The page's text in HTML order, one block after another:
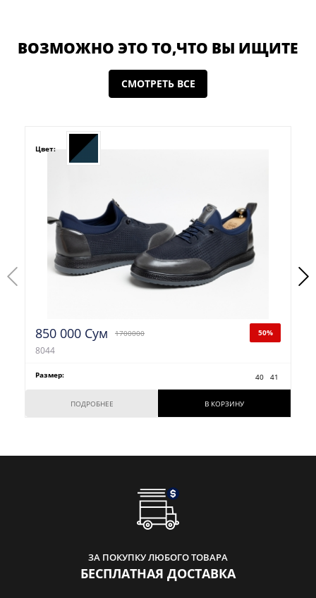
ВОЗМОЖНО ЭТО ТО,ЧТО ВЫ ИЩИТЕ
СМОТРЕТЬ ВСЕ
Цвет:
850 000 Сум 1700000 50%
8044
Размер: 40 41
ПОДРОБНЕЕ В КОРЗИНУ
ЗА ПОКУПКУ ЛЮБОГО ТОВАРА
БЕСПЛАТНАЯ ДОСТАВКА